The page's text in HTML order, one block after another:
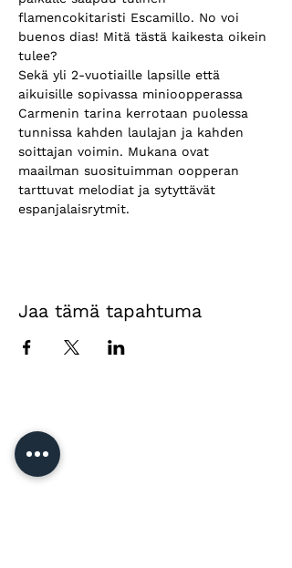
flamencokitaristi Escamillo. No voi
buenos dias! Mitä tästä kaikesta oikein
tulee?
Sekä yli 2-vuotiaille lapsille että
aikuisille sopivassa minioopperassa
Carmenin tarina kerrotaan puolessa
tunnissa kahden laulajan ja kahden
soittajan voimin. Mukana ovat
maailman suosituimman oopperan
tarttuvat melodiat ja sytyttävät
espanjalaisrytmit.
Jaa tämä tapahtuma